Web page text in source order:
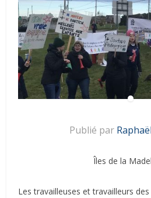
Publié par
Îles de la
Les travailleuses et travailleurs des